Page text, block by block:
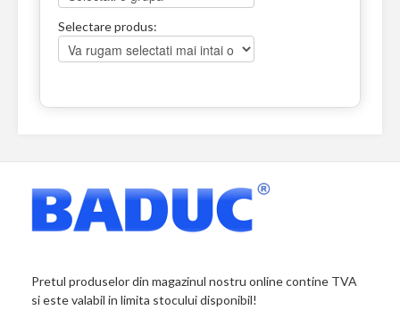
Selectare produs:
Pretul produselor din magazinul nostru online contine TVA
si este valabil in limita stocului disponibil!